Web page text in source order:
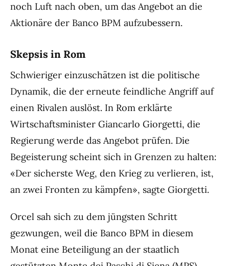
noch Luft nach oben, um das Angebot an die
Aktionäre der Banco BPM aufzubessern.
Skepsis in Rom
Schwieriger einzuschätzen ist die politische
Dynamik, die der erneute feindliche Angriff auf
einen Rivalen auslöst. In Rom erklärte
Wirtschaftsminister Giancarlo Giorgetti, die
Regierung werde das Angebot prüfen. Die
Begeisterung scheint sich in Grenzen zu halten:
«Der sicherste Weg, den Krieg zu verlieren, ist,
an zwei Fronten zu kämpfen», sagte Giorgetti.
Orcel sah sich zu dem jüngsten Schritt
gezwungen, weil die Banco BPM in diesem
Monat eine Beteiligung an der staatlich